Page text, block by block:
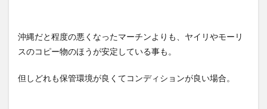
沖縄だと程度の悪くなったマーチンよりも、ヤイリやモーリ
スのコピー物のほうが安定している事も。
但しどれも保管環境が良くてコンディションが良い場合。